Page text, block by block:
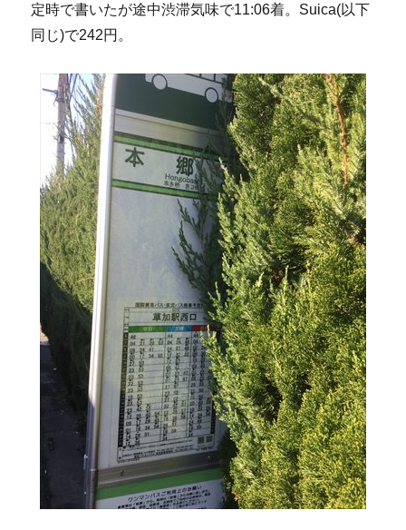
定時で書いたが途中渋滞気味で11:06着。Suica(以下
同じ)で242円。